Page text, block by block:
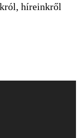
híreinkről